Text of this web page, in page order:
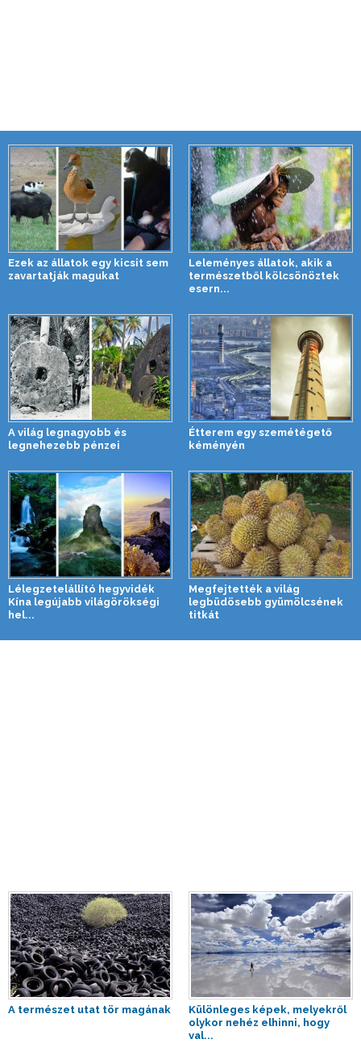
Ezek az állatok egy kicsit sem
zavartatják magukat
Leleményes állatok, akik a
természetből kölcsönöztek
esern...
A világ legnagyobb és
legnehezebb pénzei
Étterem egy szemétégető
kéményén
Lélegzetelállító hegyvidék
Kína legújabb világörökségi
hel...
Megfejtették a világ
legbüdösebb gyümölcsének
titkát
A természet utat tör magának
Különleges képek, melyekről
olykor nehéz elhinni, hogy
val...